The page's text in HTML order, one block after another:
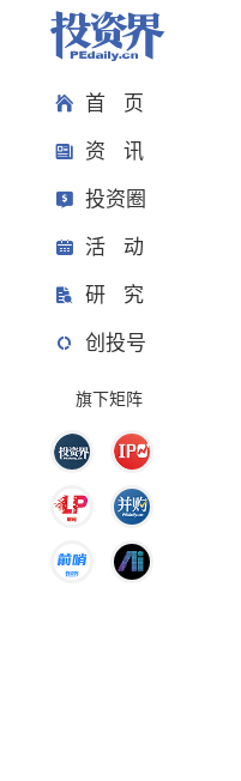
首 页
资 讯
投资圈
活 动
研 究
创投号
旗下矩阵